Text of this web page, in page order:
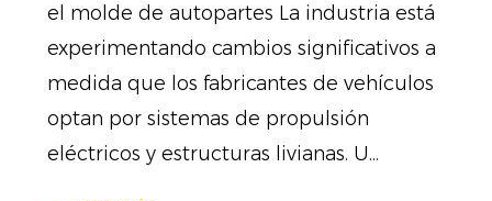
el molde de autopartes La industria está
experimentando cambios significativos a
medida que los fabricantes de vehículos
optan por sistemas de propulsión
eléctricos y estructuras livianas. U...